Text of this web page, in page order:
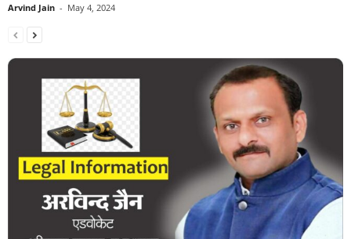
Arvind Jain - May 4, 2024